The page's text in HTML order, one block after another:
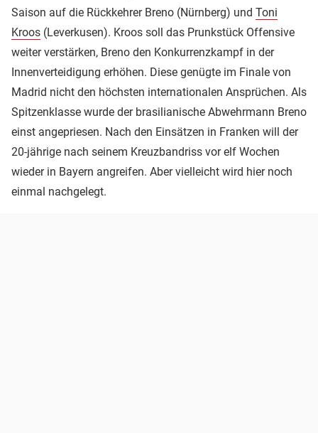
Saison auf die Rückkehrer Breno (Nürnberg) und Toni
Kroos (Leverkusen). Kroos soll das Prunkstück Offensive
weiter verstärken, Breno den Konkurrenzkampf in der
Innenverteidigung erhöhen. Diese genügte im Finale von
Madrid nicht den höchsten internationalen Ansprüchen. Als
Spitzenklasse wurde der brasilianische Abwehrmann Breno
einst angepriesen. Nach den Einsätzen in Franken will der
20-jährige nach seinem Kreuzbandriss vor elf Wochen
wieder in Bayern angreifen. Aber vielleicht wird hier noch
einmal nachgelegt.